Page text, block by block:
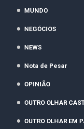
MUNDO
NEGÓCIOS
NEWS
Nota de Pesar
OPINIÃO
OUTRO OLHAR
OUTRO OLHAR EM